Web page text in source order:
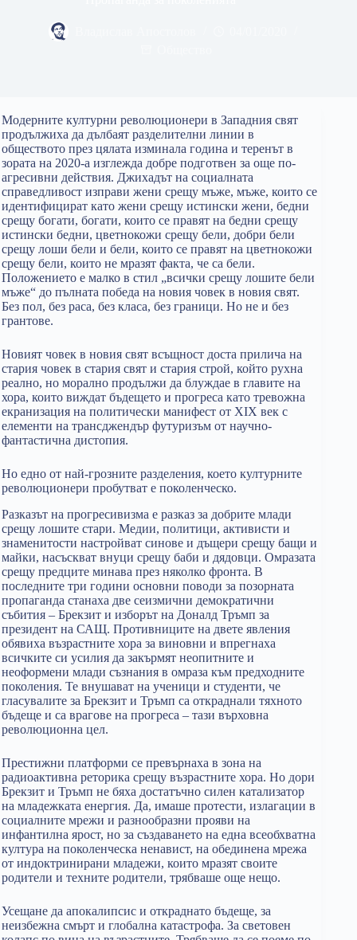
Модерните културни революционери в Западния свят
продължиха да дълбаят разделителни линии в
обществото през цялата изминала година и теренът в
зората на 2020-а изглежда добре подготвен за още по-
агресивни действия. Джихадът на социалната
справедливост изправи жени срещу мъже, мъже, които се
идентифицират като жени срещу истински жени, бедни
срещу богати, богати, които се правят на бедни срещу
истински бедни, цветнокожи срещу бели, добри бели
срещу лоши бели и бели, които се правят на цветнокожи
срещу бели, които не мразят факта, че са бели.
Положението е малко в стил „всички срещу лошите бели
мъже“ до пълната победа на новия човек в новия свят.
Без пол, без раса, без класа, без граници. Но не и без
грантове.
Новият човек в новия свят всъщност доста прилича на
стария човек в стария свят и стария строй, който рухна
реално, но морално продължи да блуждае в главите на
хора, които виждат бъдещето и прогреса като тревожна
екранизация на политически манифест от XIX век с
елементи на трансджендър футуризъм от научно-
фантастична дистопия.
Но едно от най-грозните разделения, което културните
революционери пробутват е поколенческо.
Разказът на прогресивизма е разказ за добрите млади
срещу лошите стари. Медии, политици, активисти и
знаменитости настройват синове и дъщери срещу бащи и
майки, насъскват внуци срещу баби и дядовци. Омразата
срещу предците минава през няколко фронта. В
последните три години основни поводи за позорната
пропаганда станаха две сеизмични демократични
събития – Брекзит и изборът на Доналд Тръмп за
президент на САЩ. Противниците на двете явления
обявиха възрастните хора за виновни и впрегнаха
всичките си усилия да закърмят неопитните и
неоформени млади съзнания в омраза към предходните
поколения. Те внушават на ученици и студенти, че
гласувалите за Брекзит и Тръмп са откраднали тяхното
бъдеще и са врагове на прогреса – тази върховна
революционна цел.
Престижни платформи се превърнаха в зона на
радиоактивна реторика срещу възрастните хора. Но дори
Брекзит и Тръмп не бяха достатъчно силен катализатор
на младежката енергия. Да, имаше протести, излагации в
социалните мрежи и разнообразни прояви на
инфантилна ярост, но за създаването на една всеобхватна
култура на поколенческа ненавист, на обединена мрежа
от индоктринирани младежи, които мразят своите
родители и техните родители, трябваше още нещо.
Усещане да апокалипсис и откраднато бъдеще, за
неизбежна смърт и глобална катастрофа. За световен